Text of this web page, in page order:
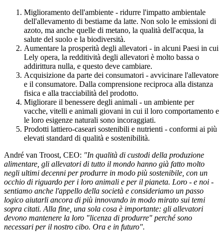
Miglioramento dell'ambiente - ridurre l'impatto ambientale
dell'allevamento di bestiame da latte. Non solo le emissioni di
azoto, ma anche quelle di metano, la qualità dell'acqua, la
salute del suolo e la biodiversità.
Aumentare la prosperità degli allevatori - in alcuni Paesi in cui
Lely opera, la redditività degli allevatori è molto bassa o
addirittura nulla, e questo deve cambiare.
Acquisizione da parte dei consumatori - avvicinare l'allevatore
e il consumatore. Dalla comprensione reciproca alla distanza
fisica e alla tracciabilità del prodotto.
Migliorare il benessere degli animali - un ambiente per
vacche, vitelli e animali giovani in cui il loro comportamento e
le loro esigenze naturali sono incoraggiati.
Prodotti lattiero-caseari sostenibili e nutrienti - conformi ai più
elevati standard di qualità e sostenibilità.
André van Troost, CEO: "In qualità di custodi della produzione
alimentare, gli allevatori di tutto il mondo hanno già fatto molto
negli ultimi decenni per produrre in modo più sostenibile, con un
occhio di riguardo per i loro animali e per il pianeta. Loro - e noi -
sentiamo anche l'appello della società e consideriamo un passo
logico aiutarli ancora di più innovando in modo mirato sui temi
sopra citati. Alla fine, una sola cosa è importante: gli allevatori
devono mantenere la loro "licenza di produrre" perché sono
necessari per il nostro cibo. Ora e in futuro".